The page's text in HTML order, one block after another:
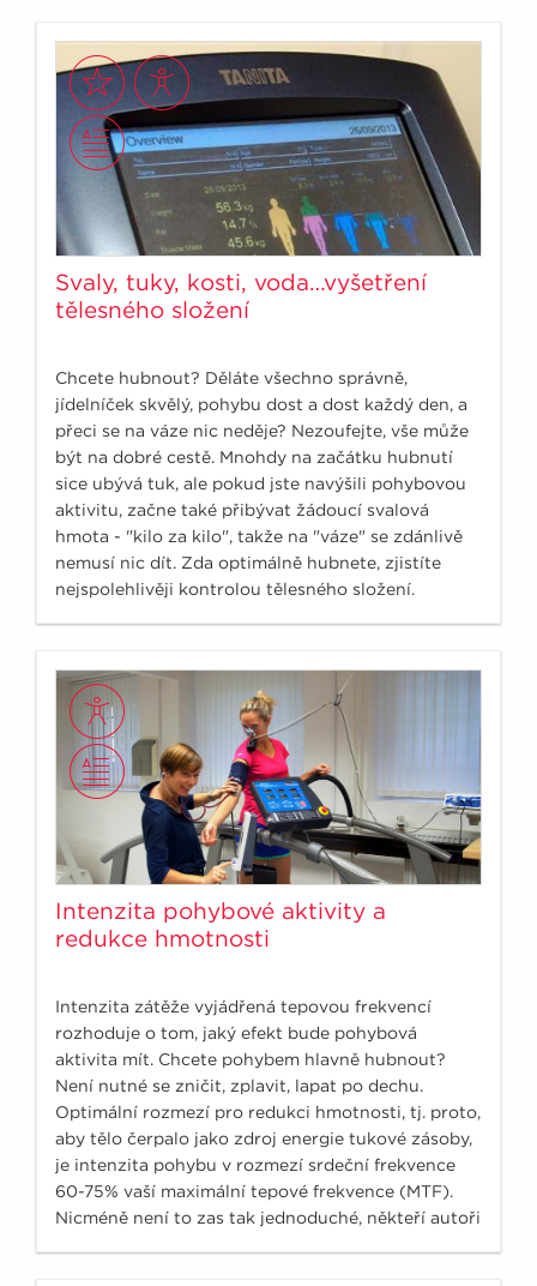
Svaly, tuky, kosti, voda…vyšetření
tělesného složení
Chcete hubnout? Děláte všechno správně,
jídelníček skvělý, pohybu dost a dost každý den, a
přeci se na váze nic neděje? Nezoufejte, vše může
být na dobré cestě. Mnohdy na začátku hubnutí
sice ubývá tuk, ale pokud jste navýšili pohybovou
aktivitu, začne také přibývat žádoucí svalová
hmota - "kilo za kilo", takže na "váze" se zdánlivě
nemusí nic dít. Zda optimálně hubnete, zjistíte
nejspolehlivěji kontrolou tělesného složení.
Intenzita pohybové aktivity a
redukce hmotnosti
Intenzita zátěže vyjádřená tepovou frekvencí
rozhoduje o tom, jaký efekt bude pohybová
aktivita mít. Chcete pohybem hlavně hubnout?
Není nutné se zničit, zplavit, lapat po dechu.
Optimální rozmezí pro redukci hmotnosti, tj. proto,
aby tělo čerpalo jako zdroj energie tukové zásoby,
je intenzita pohybu v rozmezí srdeční frekvence
60-75% vaší maximální tepové frekvence (MTF).
Nicméně není to zas tak jednoduché, někteří autoři